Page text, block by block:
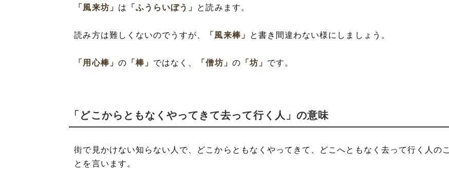
「風来坊」 は 「ふうらいぼう」 と読みます。
読み方は難しくないのでうすが、 「風来棒」 と書き間違わない様にしましょう。
「用心棒」 の 「棒」 ではなく、 「僧坊」 の 「坊」 です。
「どこからともなくやってきて去って行く人」の意味
街で見かけない知らない人で、どこからともなくやってきて、どこへともなく去って行く人のこ
とを言います。